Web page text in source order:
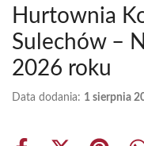
Hurtownia
Sulechów –
2026 roku
Data dodania: 1 sierpnia